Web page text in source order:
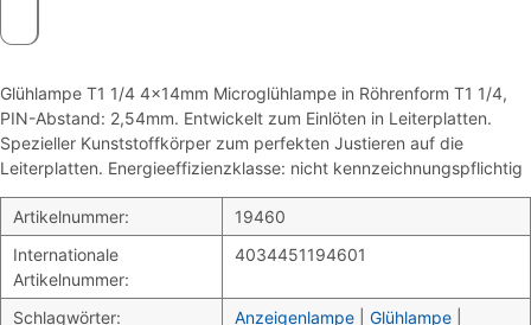
Glühlampe T1 1/4 4x14mm Microglühlampe in Röhrenform T1 1/4,
PIN-Abstand: 2,54mm. Entwickelt zum Einlöten in Leiterplatten.
Spezieller Kunststoffkörper zum perfekten Justieren auf die
Leiterplatten. Energieeffizienzklasse: nicht kennzeichnungspflichtig
Artikelnummer:
19460
Internationale
Artikelnummer:
4034451194601
Schlagwörter: Anzeigenlampe Glühlampe